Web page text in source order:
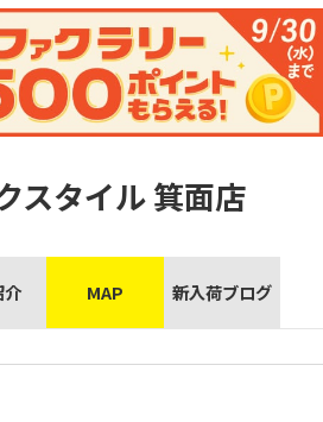
スタイル箕面店
介 MAP 新入荷ブログ